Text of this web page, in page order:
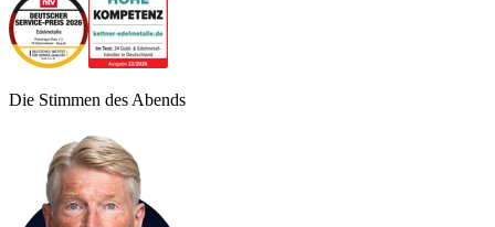
Die Stimmen des Abends